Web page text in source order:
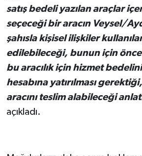
satış bedeli yazılan araçlar
seçeceği bir aracın Veysel/
şahısla kişisel ilişkiler
edilebileceği, bunun için
bu aracılık için hizmet
hesabına yatırılması
aracını teslim alabileceği
açıkladı.